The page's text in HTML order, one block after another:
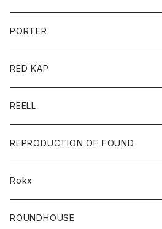
ロングスリーブＴシャツ
コート
ジャケット
アクセサリー
バッグ
キッズ
Tシャツ
帽子
グッズ
靴
バック
トップス
カットソー
カーディガン
ボトムス
ショートパンツ
レディース
ダウンジャケット
PORTER
カードホルダー
キーホルダー
財布
バック
RED KAP
REELL
パンツ
ショートパンツ
REPRODUCTION OF FOUND
Rokx
ボトム
ROUNDHOUSE